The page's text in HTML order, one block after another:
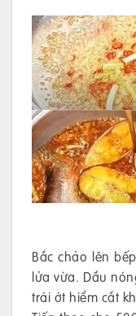
Bắc chảo lên
lửa vừa. Dầu
trái ớt hiểm cắt